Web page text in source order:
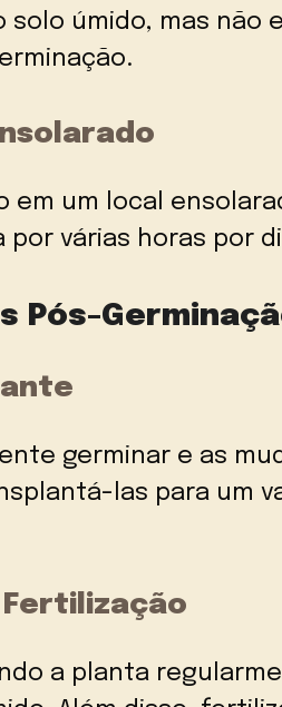
solo úmido, mas
em um local
por várias horas por
Pós-
germinar e as
las para um
Fertilização
a planta